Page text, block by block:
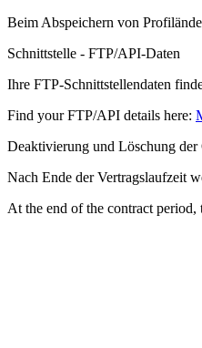
Beim Abspeichern von
Schnittstelle - FTP/API-Daten
Ihre FTP-Schnittstellendaten
Find your FTP/API details here:
Deaktivierung und Löschung der
Nach Ende der Vertragslaufzeit
At the end of the contract period,